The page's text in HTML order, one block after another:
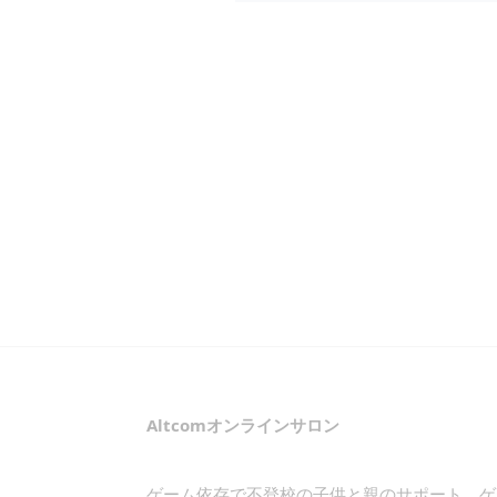
Altcomオンラインサロン